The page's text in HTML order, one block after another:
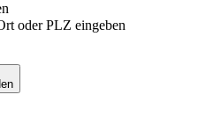
oder PLZ eingeben